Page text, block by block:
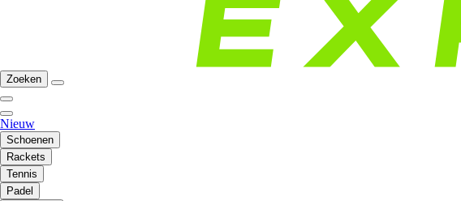
Zoeken
Nieuw
Schoenen
Rackets
Tennis
Padel